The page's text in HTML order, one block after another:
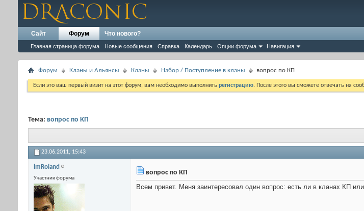
Сайт Форум
Главная страница форума Новые сообщения Справка Календарь Опции форума Навигация
Что нового?
Форум Кланы и Альянсы Кланы Набор / Поступление в кланы вопрос по КП
Если это ваш первый визит на этот форум, вам необходимо выполнить регистрацию. После этого вы сможете отвечать на
Тема: вопрос по КП
23.06.2011, 15:43
lmRoland
Участник форума
вопрос по КП
Всем привет. Меня заинтересовал один вопрос: есть ли в кланах КП